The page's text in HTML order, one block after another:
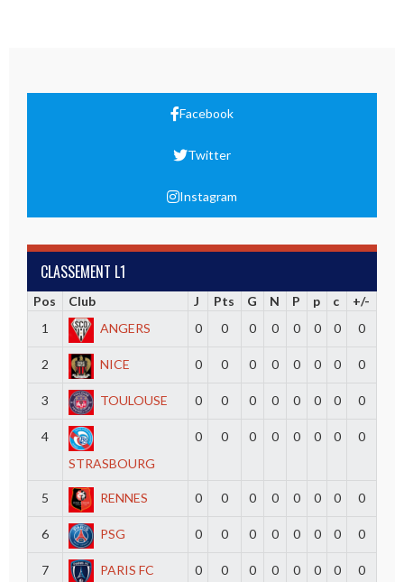
Facebook
Twitter
Instagram
CLASSEMENT L1
Pos Club J Pts G N P p c
+/-
1
ANGERS 0 0 0 0 0 0 0 0
2 NICE 0 0 0 0 0 0 0 0
3 TOULOUSE 0 0 0 0 0 0 0 0
4
STRASBOURG
0 0 0 0 0 0 0 0
5 RENNES 0 0 0 0 0 0 0 0
6 PSG 0 0 0 0 0 0 0 0
7 PARIS FC 0 0 0 0 0 0 0 0